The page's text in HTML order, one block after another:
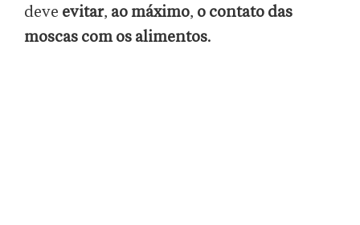
deve evitar, ao máximo, o contato das
moscas com os alimentos.